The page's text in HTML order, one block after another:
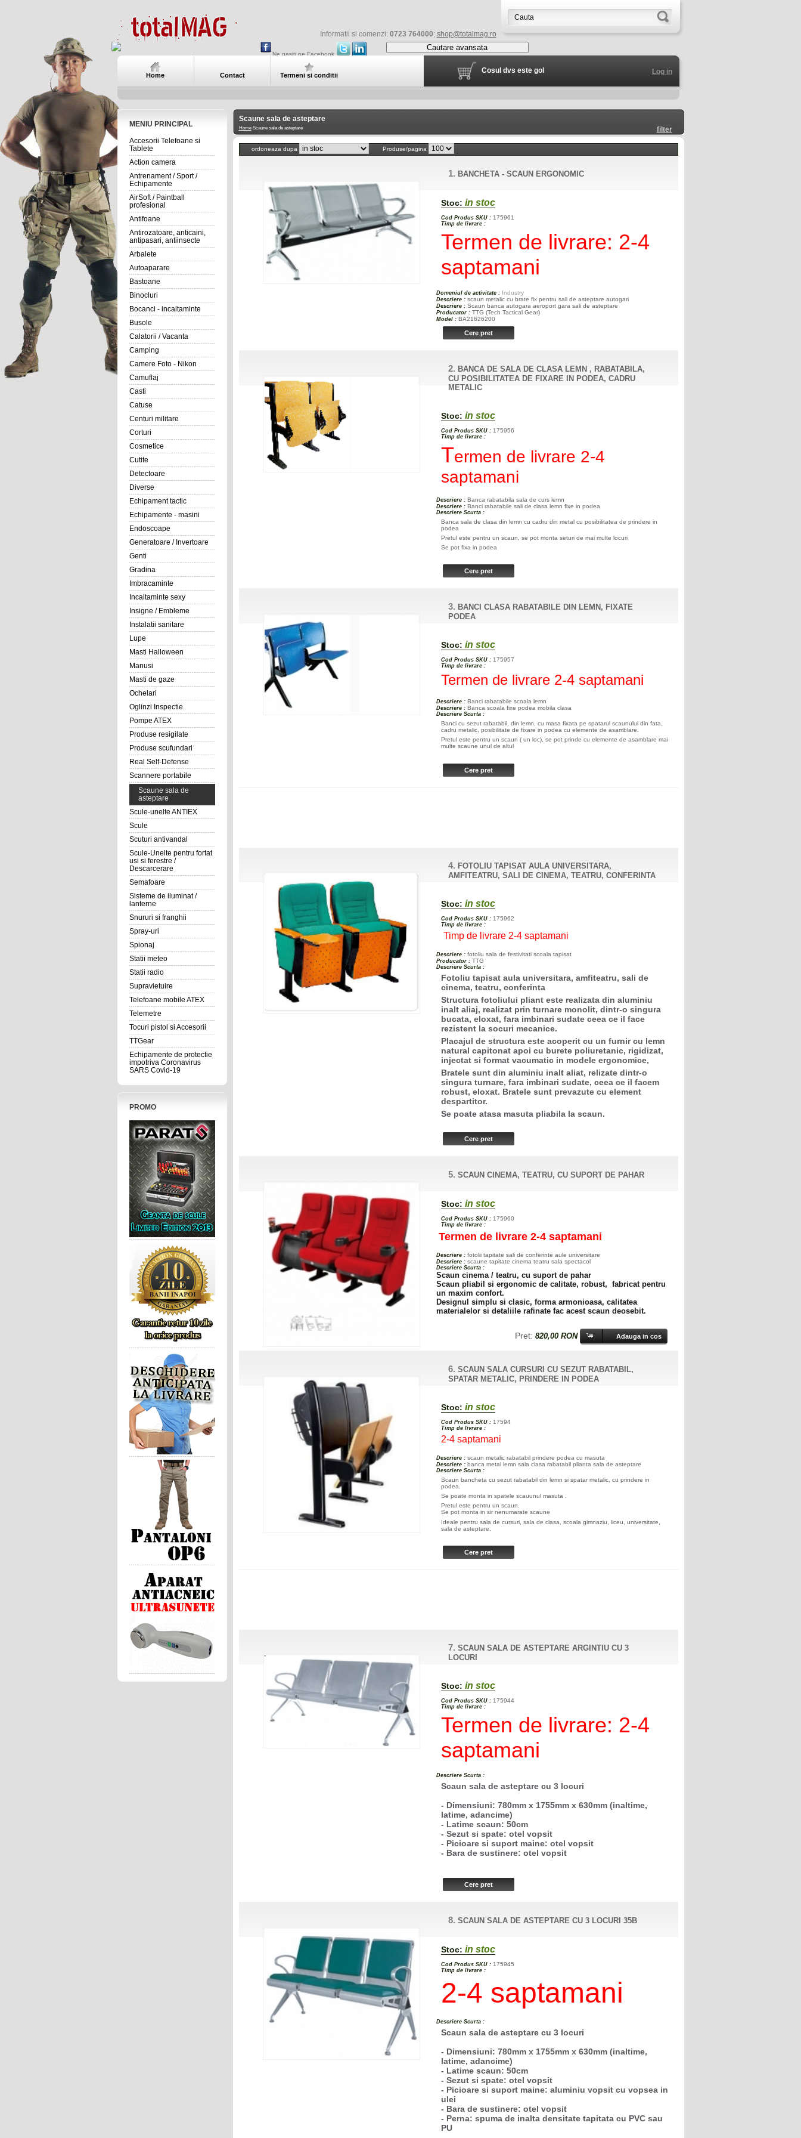
Informatii si comenzi: 0723 764000; shop@totalmag.ro
Ne gasiti pe Facebook
Cautare avansata
Home Contact Termeni si conditii Log in
Cosul dvs este gol
MENIU PRINCIPAL
Accesorii Telefoane si
Tablete
Action camera
Antrenament / Sport /
Echipamente
AirSoft / Paintball
profesional
Antifoane
Antirozatoare, anticaini,
antipasari, antiinsecte
Arbalete
Autoaparare
Bastoane
Binocluri
Bocanci - incaltaminte
Busole
Calatorii / Vacanta
Camping
Camere Foto - Nikon
Camuflaj
Casti
Catuse
Centuri militare
Corturi
Cosmetice
Cutite
Detectoare
Diverse
Echipament tactic
Echipamente - masini
Endoscoape
Generatoare / Invertoare
Genti
Gradina
Imbracaminte
Incaltaminte sexy
Insigne / Embleme
Instalatii sanitare
Lupe
Masti Halloween
Manusi
Masti de gaze
Ochelari
Oglinzi Inspectie
Pompe ATEX
Produse resigilate
Produse scufundari
Real Self-Defense
Scannere portabile
Scaune sala de
asteptare
Scule-unelte ANTIEX
Scule
Scuturi antivandal
Scule-Unelte pentru fortat
usi si ferestre /
Descarcerare
Semafoare
Sisteme de iluminat /
lanterne
Snururi si franghii
Spray-uri
Spionaj
Statii meteo
Statii radio
Supravietuire
Telefoane mobile ATEX
Telemetre
Tocuri pistol si Accesorii
TTGear
Echipamente de protectie
impotriva Coronavirus
SARS Covid-19
PROMO
Scaune sala de asteptare
filter
HomeScaune sala de asteptare
ordoneaza dupa Produse/pagina
1. BANCHETA - SCAUN ERGONOMIC
Stoc: in stoc
Cod Produs SKU : 175961
Timp de livrare :
Termen de livrare: 2-4
saptamani
Domeniul de activitate : Industry
Descriere : scaun metalic cu brate fix pentru sali de asteptare autogari
Descriere : Scaun banca autogara aeroport gara sali de asteptare
Producator : TTG (Tech Tactical Gear)
Model : BA21626200
2. BANCA DE SALA DE CLASA LEMN , RABATABILA,
CU POSIBILITATEA DE FIXARE IN PODEA, CADRU
METALIC
Stoc: in stoc
Cod Produs SKU : 175956
Timp de livrare :
Termen de livrare 2-4
saptamani
Descriere : Banca rabatabila sala de curs lemn
Descriere : Banci rabatabile sali de clasa lemn fixe in podea
Descriere Scurta :
Banca sala de clasa din lemn cu cadru din metal cu posibilitatea de prindere in
podea
Pretul este pentru un scaun, se pot monta seturi de mai multe locuri
Se pot fixa in podea
3. BANCI CLASA RABATABILE DIN LEMN, FIXATE
PODEA
Stoc: in stoc
Cod Produs SKU : 175957
Timp de livrare :
Termen de livrare 2-4 saptamani
Descriere : Banci rabatabile scoala lemn
Descriere : Banca scoala fixe podea mobila clasa
Descriere Scurta :
Banci cu sezut rabatabil, din lemn, cu masa fixata pe spatarul scaunului din fata,
cadru metalic, posibilitate de fixare in podea cu elemente de asamblare.
Pretul este pentru un scaun ( un loc), se pot prinde cu elemente de asamblare mai
multe scaune unul de altul
4. FOTOLIU TAPISAT AULA UNIVERSITARA,
AMFITEATRU, SALI DE CINEMA, TEATRU, CONFERINTA
Stoc: in stoc
Cod Produs SKU : 175962
Timp de livrare :
Timp de livrare 2-4 saptamani
Descriere : fotoliu sala de festivitati scoala tapisat
Producator : TTG
Descriere Scurta :
Fotoliu tapisat aula universitara, amfiteatru, sali de
cinema, teatru, conferinta
Structura fotoliului pliant este realizata din aluminiu
inalt aliaj, realizat prin turnare monolit, dintr-o singura
bucata, eloxat, fara imbinari sudate ceea ce il face
rezistent la socuri mecanice.
Placajul de structura este acoperit cu un furnir cu lemn
natural capitonat apoi cu burete poliuretanic, rigidizat,
injectat si format vacumatic in modele ergonomice,
Bratele sunt din aluminiu inalt aliat, relizate dintr-o
singura turnare, fara imbinari sudate, ceea ce il facem
robust, eloxat. Bratele sunt prevazute cu element
despartitor.
Se poate atasa masuta pliabila la scaun.
5.SCAUN CINEMA, TEATRU, CU SUPORT DE PAHAR
Stoc: in stoc
Cod Produs SKU : 175960
Timp de livrare :
Termen de livrare 2-4 saptamani
Descriere : fotolii tapitate sali de conferinte aule universitare
Descriere : scaune tapitate cinema teatru sala spectacol
Descriere Scurta :
Scaun cinema / teatru, cu suport de pahar
Scaun pliabil si ergonomic de calitate, robust, fabricat pentru
un maxim confort.
Designul simplu si clasic, forma armonioasa, calitatea
materialelor si detaliile rafinate fac acest scaun deosebit.
Pret:820,00 RON
6.SCAUN SALA CURSURI CU SEZUT RABATABIL,
SPATAR METALIC, PRINDERE IN PODEA
Stoc: in stoc
Cod Produs SKU : 17594
Timp de livrare :
2-4 saptamani
Descriere : scaun metalic rabatabil prindere podea cu masuta
Descriere : banca metal lemn sala clasa rabatabil plianta sala de asteptare
Descriere Scurta :
Scaun bancheta cu sezut rabatabil din lemn si spatar metalic, cu prindere in
podea.
Se poate monta in spatele scauunul masuta .
Pretul este pentru un scaun.
Se pot monta in sir nenumarate scaune
Ideale pentru sala de cursuri, sala de clasa, scoala gimnaziu, liceu, universitate,
sala de asteptare.
7.SCAUN SALA DE ASTEPTARE ARGINTIU CU 3
LOCURI
Stoc: in stoc
Cod Produs SKU : 175944
Timp de livrare :
Termen de livrare: 2-4
saptamani
Descriere Scurta :
Scaun sala de asteptare cu 3 locuri
- Dimensiuni: 780mm x 1755mm x 630mm (inaltime,
latime, adancime)
- Latime scaun: 50cm
- Sezut si spate: otel vopsit
- Picioare si suport maine: otel vopsit
- Bara de sustinere: otel vopsit
8.SCAUN SALA DE ASTEPTARE CU 3 LOCURI 35B
Stoc: in stoc
Cod Produs SKU : 175945
Timp de livrare :
2-4 saptamani
Descriere Scurta :
Scaun sala de asteptare cu 3 locuri
- Dimensiuni: 780mm x 1755mm x 630mm (inaltime,
latime, adancime)
- Latime scaun: 50cm
- Sezut si spate: otel vopsit
- Picioare si suport maine: aluminiu vopsit cu vopsea in
ulei
- Bara de sustinere: otel vopsit
- Perna: spuma de inalta densitate tapitata cu PVC sau
PU